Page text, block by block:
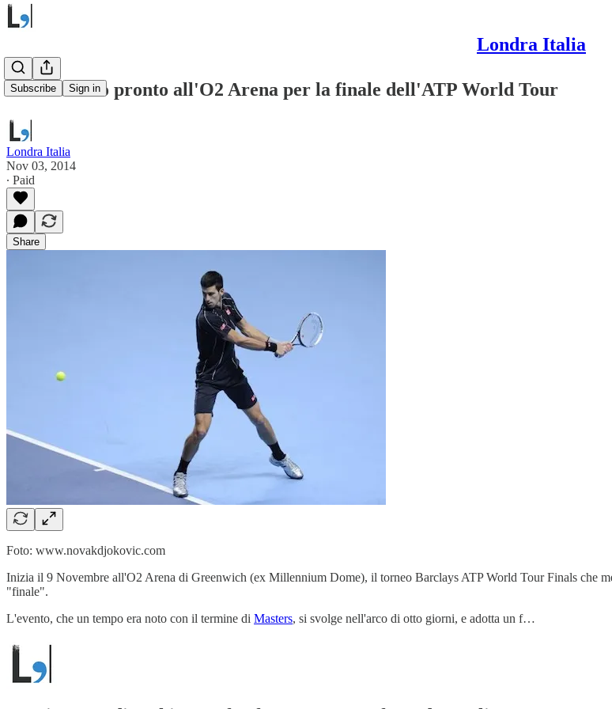
Londra Italia
Subscribe Sign in
Tennis: tutto pronto all'O2 Arena per la finale dell'ATP World Tour
Londra Italia
Nov 03, 2014
∙ Paid
Share
Foto: www.novakdjokovic.com
Inizia il 9 Novembre all'O2 Arena di Greenwich (ex Millennium Dome), il torneo Barclays ATP World Tour Finals che
"finale".
L'evento, che un tempo era noto con il termine di Masters, si svolge nell'arco di otto giorni, e adotta un f…